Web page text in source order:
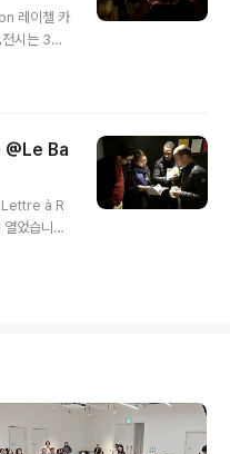
레이첼 카
시는 3월
스 가정
행사를 주관
을 초대
셨습니다.
리의 친
Ba
Lettre à R
었습니다.
수 있도
과 독특
à Rac
23 au
11 Plac